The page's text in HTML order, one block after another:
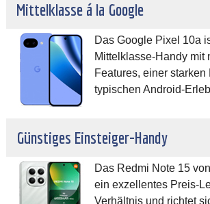
Mittelklasse á la Google
Das Google Pixel 10a
Mittelklasse-Handy mit
Features, einer
typischen Android-
Günstiges Einsteiger-Handy
Das Redmi Note 15
ein exzellentes Preis-
Verhältnis und richtet